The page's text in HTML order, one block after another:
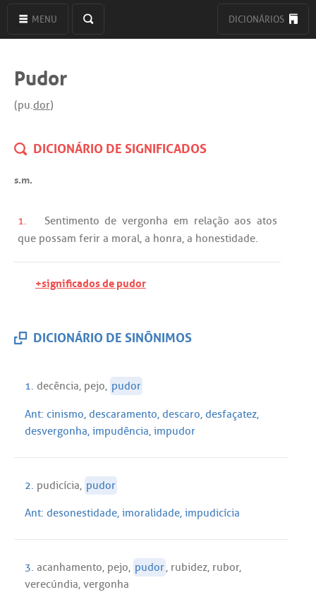
MENU DICIONÁRIOS
Pudor
(pu.dor)
DICIONÁRIO DE SIGNIFICADOS
s.m.
1. Sentimento de vergonha em relação aos atos
que possam ferir a moral, a honra, a honestidade.
+significados de pudor
DICIONÁRIO DE SINÔNIMOS
1. decência, pejo, pudor
Ant: cinismo, descaramento, descaro, desfaçatez,
desvergonha, impudência, impudor
2. pudicícia, pudor
Ant: desonestidade, imoralidade, impudicícia
3. acanhamento, pejo, pudor, rubidez, rubor,
verecúndia, vergonha